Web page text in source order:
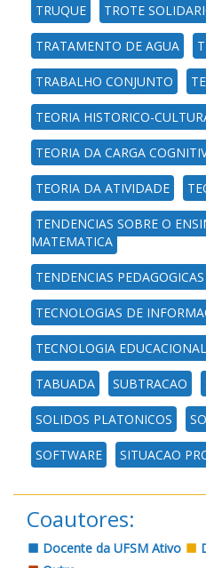
TRUQUE TROTE
TRATAMENTO DE AGUA
TRABALHO CONJUNTO
TEORIA HISTORICO-
TEORIA DA CARGA
TEORIA DA ATIVIDADE
TENDENCIAS SOBRE O
MATEMATICA
TENDENCIAS PEDAGOGICAS
TECNOLOGIAS DE
TECNOLOGIA EDUCACIONAL
TABUADA SUBTRACAO
SOLIDOS PLATONICOS
SOFTWARE SITUACAO
Coautores:
Docente da UFSM Ativo